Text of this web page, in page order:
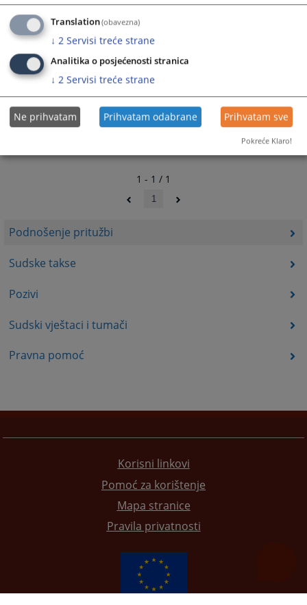
Podnošenje pritužbi
Sudske takse
Pozivi
Sudski vještaci i tumači
Pravna pomoć
VSTV
1 - 1 / 1
1
Korisni linkovi
Pomoć za korištenje
Mapa stranice
Pravila privatnosti
Translation(obavezna)
↓ 2 Servisi treće strane
Analitika o posjećenosti stranica
↓ 2 Servisi treće strane
Ne prihvatam Prihvatam odabrane Prihvatam sve
Pokreće Klaro!